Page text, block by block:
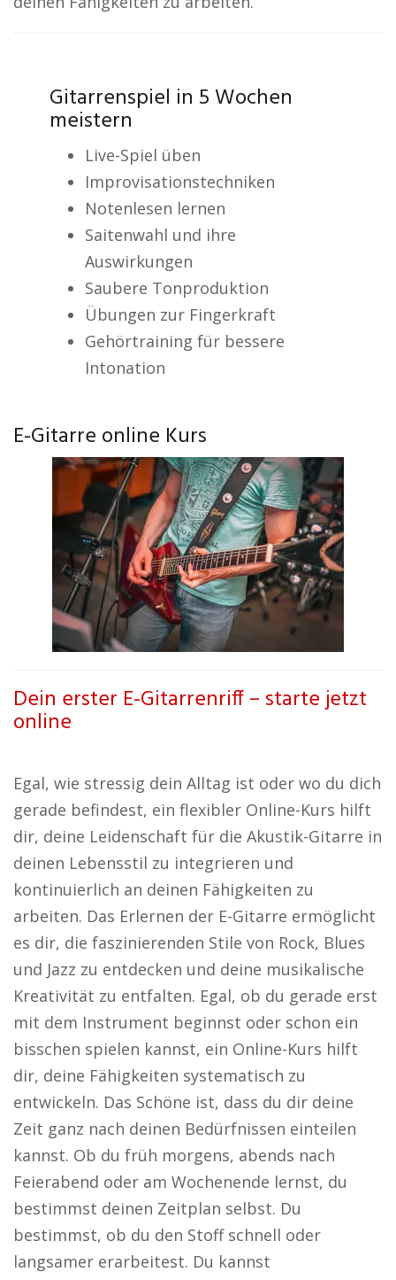
Gitarrenspiel in 5 Wochen
meistern
Live-Spiel üben
Improvisationstechniken
Notenlesen lernen
Saitenwahl und ihre
Auswirkungen
Saubere Tonproduktion
Übungen zur Fingerkraft
Gehörtraining für bessere
Intonation
E-Gitarre online Kurs
Dein erster E-Gitarrenriff – starte jetzt
online
Egal, wie stressig dein Alltag ist oder wo du dich
gerade befindest, ein flexibler Online-Kurs hilft
dir, deine Leidenschaft für die Akustik-Gitarre in
deinen Lebensstil zu integrieren und
kontinuierlich an deinen Fähigkeiten zu
arbeiten. Das Erlernen der E-Gitarre ermöglicht
es dir, die faszinierenden Stile von Rock, Blues
und Jazz zu entdecken und deine musikalische
Kreativität zu entfalten. Egal, ob du gerade erst
mit dem Instrument beginnst oder schon ein
bisschen spielen kannst, ein Online-Kurs hilft
dir, deine Fähigkeiten systematisch zu
entwickeln. Das Schöne ist, dass du dir deine
Zeit ganz nach deinen Bedürfnissen einteilen
kannst. Ob du früh morgens, abends nach
Feierabend oder am Wochenende lernst, du
bestimmst deinen Zeitplan selbst. Du
bestimmst, ob du den Stoff schnell oder
langsamer erarbeitest. Du kannst